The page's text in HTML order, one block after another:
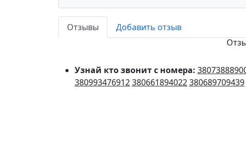
Отзывы
Добавить отзыв
Узнай кто звонит с номера:
380993476912380661894022380689709439